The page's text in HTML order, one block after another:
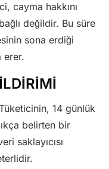
cayma hakkını
değildir. Bu süre
sona erdiği
erer.
14 günlük
belirten bir
saklayıcısı